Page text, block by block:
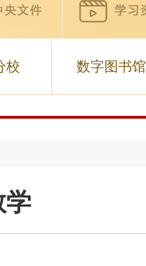
校 数字图书馆
学